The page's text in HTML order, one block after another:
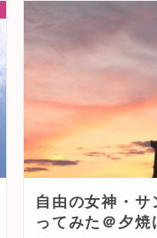
自由の女神・
ってみた＠夕焼